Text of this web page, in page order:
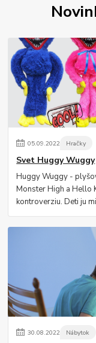
05.09.2022 Hračky
Svet Huggy Wuggy
Huggy Wuggy -
Monster High a Hello
kontroverziu. Deti ju
30.08.2022 Nábytok